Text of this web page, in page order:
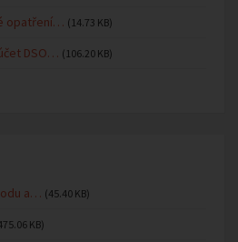
opatření… (14.73 KB)
DSO… (106.20 KB)
a… (45.40 KB)
KB)